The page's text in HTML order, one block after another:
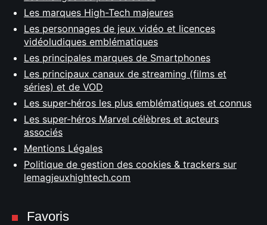
Les marques High-Tech majeures
Les personnages de jeux vidéo et licences
vidéoludiques emblématiques
Les principales marques de Smartphones
Les principaux canaux de streaming (films et
séries) et de VOD
Les super-héros les plus emblématiques et connus
Les super-héros Marvel célèbres et acteurs
associés
Mentions Légales
Politique de gestion des cookies & trackers sur
lemagjeuxhightech.com
Favoris